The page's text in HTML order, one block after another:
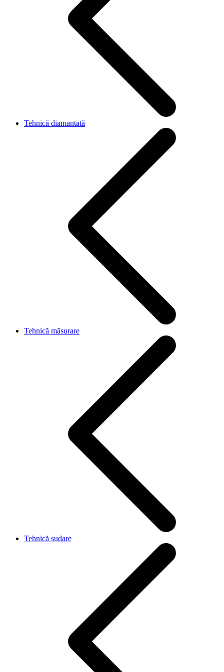
Tehnică diamantată
Tehnică măsurare
Tehnică sudare